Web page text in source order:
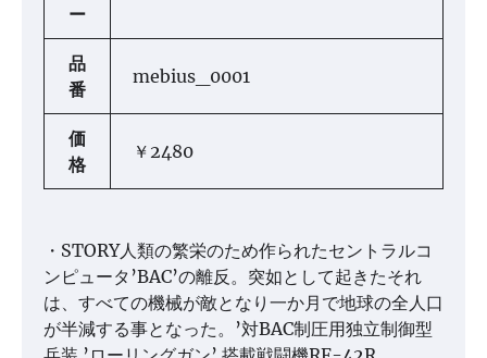
ー
品
番
mebius_0001
価
格
￥2480
・STORY人類の繁栄のため作られたセントラルコ
ンピュータ’BAC’の離反。突如として起きたそれ
は、すべての機械が敵となり一か月で地球の全人口
が半減する事となった。’対BAC制圧用独立制御型